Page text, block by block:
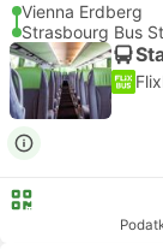
Vienna Erdberg
Strasbourg Bus